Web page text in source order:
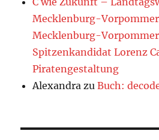
Mecklenburg-
Mecklenburg-
Spitzenkandidat Lorenz
Piratengestaltung
Alexandra zuBuch: